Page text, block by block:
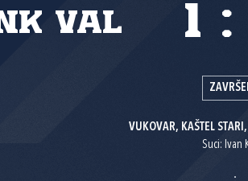
Val 1 :
VUKOVAR, KAŠTEL
Suci: Ivan